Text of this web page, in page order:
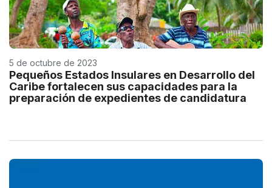
5 de octubre de 2023
Pequeños Estados Insulares en Desarrollo del
Caribe fortalecen sus capacidades para la
preparación de expedientes de candidatura